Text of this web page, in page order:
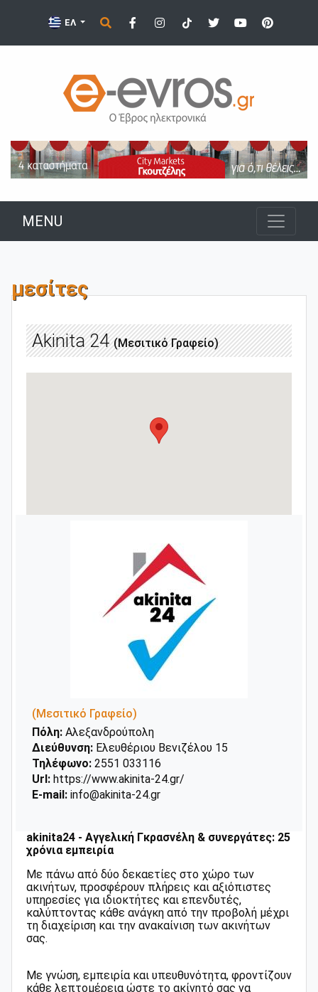
ΕΛ
MENU
μεσίτες
Akinita 24(Μεσιτικό Γραφείο)
(Μεσιτικό Γραφείο)
Πόλη: Αλεξανδρούπολη
Διεύθυνση: Ελευθέριου Βενιζέλου 15
Τηλέφωνο: 2551 033116
Url: https://www.akinita-24.gr/
E-mail: info@akinita-24.gr
akinita24 - Αγγελική Γκρασνέλη & συνεργάτες: 25
χρόνια εμπειρία
Με πάνω από δύο δεκαετίες στο χώρο των
ακινήτων, προσφέρουν πλήρεις και αξιόπιστες
υπηρεσίες για ιδιοκτήτες και επενδυτές,
καλύπτοντας κάθε ανάγκη από την προβολή μέχρι
τη διαχείριση και την ανακαίνιση των ακινήτων
σας.
Με γνώση, εμπειρία και υπευθυνότητα, φροντίζουν
κάθε λεπτομέρεια ώστε το ακίνητό σας να